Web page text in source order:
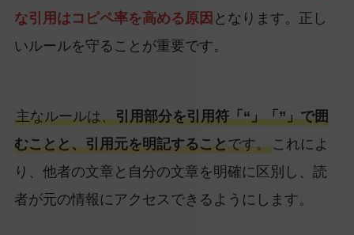
な引用はコピペ率を高める原因 となります。正し
いルールを守ることが重要です。
主なルールは、引用部分を引用符「“」「”」で囲
むことと、引用元を明記することです。これによ
り、他者の文章と自分の文章を明確に区別し、読
者が元の情報にアクセスできるようにします。